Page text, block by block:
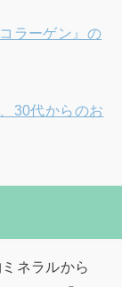
ラーゲン』の
30代からのお
ネラルから